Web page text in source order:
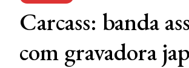
Carcass: banda
com gravadora